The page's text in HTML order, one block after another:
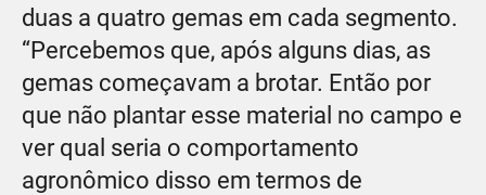
duas a quatro gemas em cada segmento.
“Percebemos que, após alguns dias, as
gemas começavam a brotar. Então por
que não plantar esse material no campo e
ver qual seria o comportamento
agronômico disso em termos de